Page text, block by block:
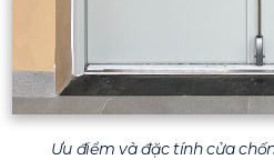
Ưu điểm và đặc tính cửa